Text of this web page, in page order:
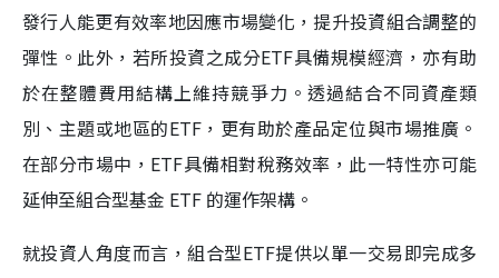
發行人能更有效率地因應市場變化，提升投資組合調整的
彈性。此外，若所投資之成分ETF具備規模經濟，亦有助
於在整體費用結構上維持競爭力。透過結合不同資產類
別、主題或地區的ETF，更有助於產品定位與市場推廣。
在部分市場中，ETF具備相對稅務效率，此一特性亦可能
延伸至組合型基金 ETF 的運作架構。
就投資人角度而言，組合型ETF提供以單一交易即完成多